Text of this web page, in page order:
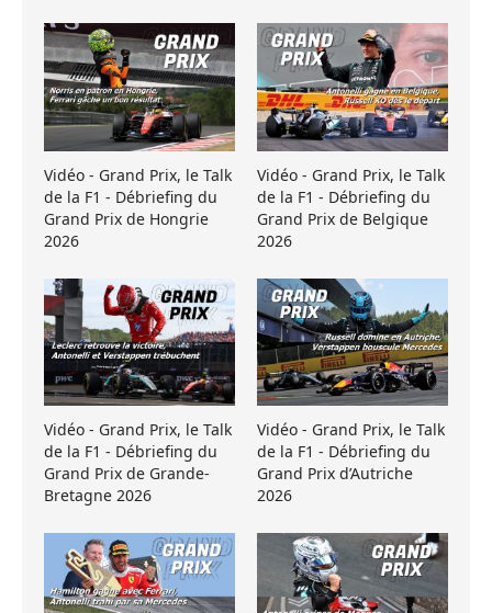
Vidéo - Grand Prix, le Talk
de la F1 - Débriefing du
Grand Prix de Hongrie
2026
Vidéo - Grand Prix, le Talk
de la F1 - Débriefing du
Grand Prix de Belgique
2026
Vidéo - Grand Prix, le Talk
de la F1 - Débriefing du
Grand Prix de Grande-
Bretagne 2026
Vidéo - Grand Prix, le Talk
de la F1 - Débriefing du
Grand Prix d’Autriche
2026